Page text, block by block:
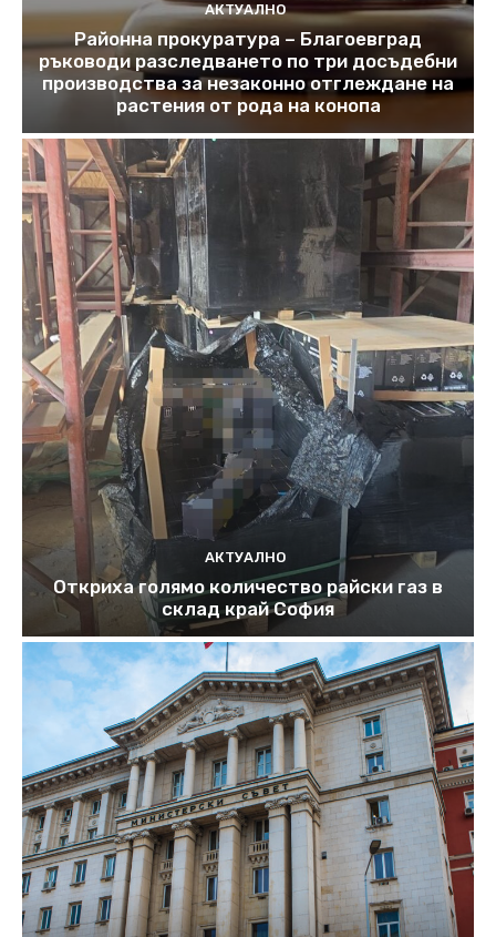
АКТУАЛНО
Районна прокуратура – Благоевград
ръководи разследването по три досъдебни
производства за незаконно отглеждане на
растения от рода на конопа
АКТУАЛНО
Откриха голямо количество райски газ в
склад край София